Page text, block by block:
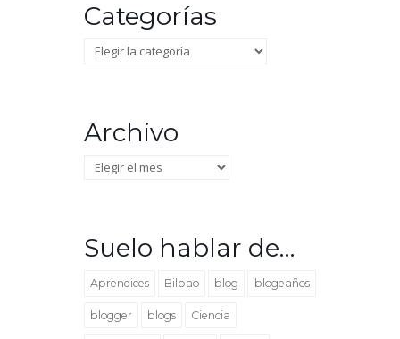
Categorías
Categorías
Archivo
Archivo
Suelo hablar de…
Aprendices Bilbao blog blogeaños
blogger blogs Ciencia